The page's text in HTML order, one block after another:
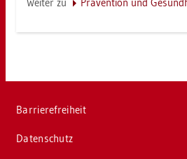
Wei­ter zu Prä­ven­ti­on und
Bar­rie­re­frei­heit
Da­ten­schutz